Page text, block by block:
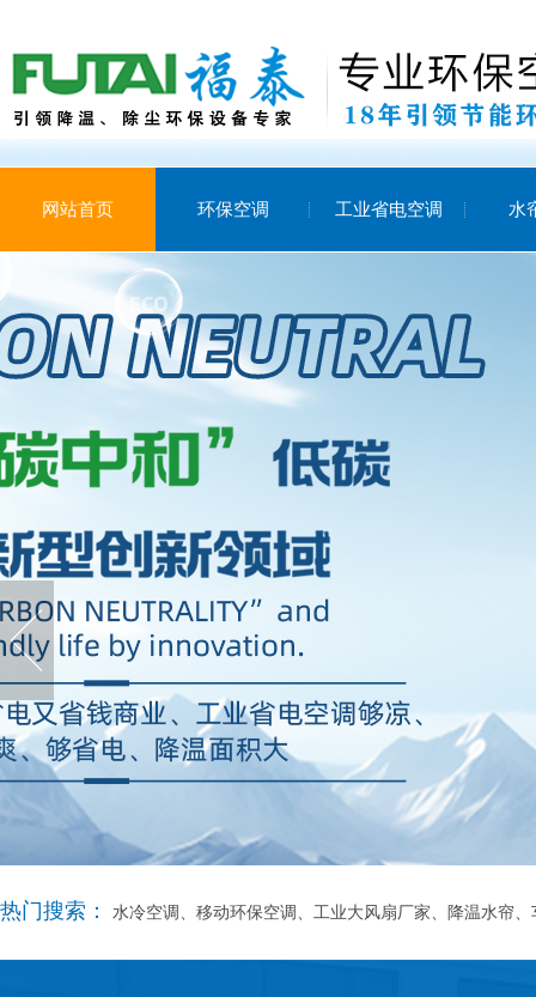
网站首页 环保空调 工业省电空调 水
热门搜索： 水冷空调、移动环保空调、工业大风扇厂家、降温水帘